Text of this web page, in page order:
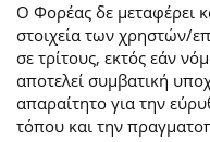
Ο Φορέας δε μεταφέρει
στοιχεία των χρηστών/
σε τρίτους, εκτός εάν
αποτελεί συμβατική
απαραίτητο για την
τόπου και την